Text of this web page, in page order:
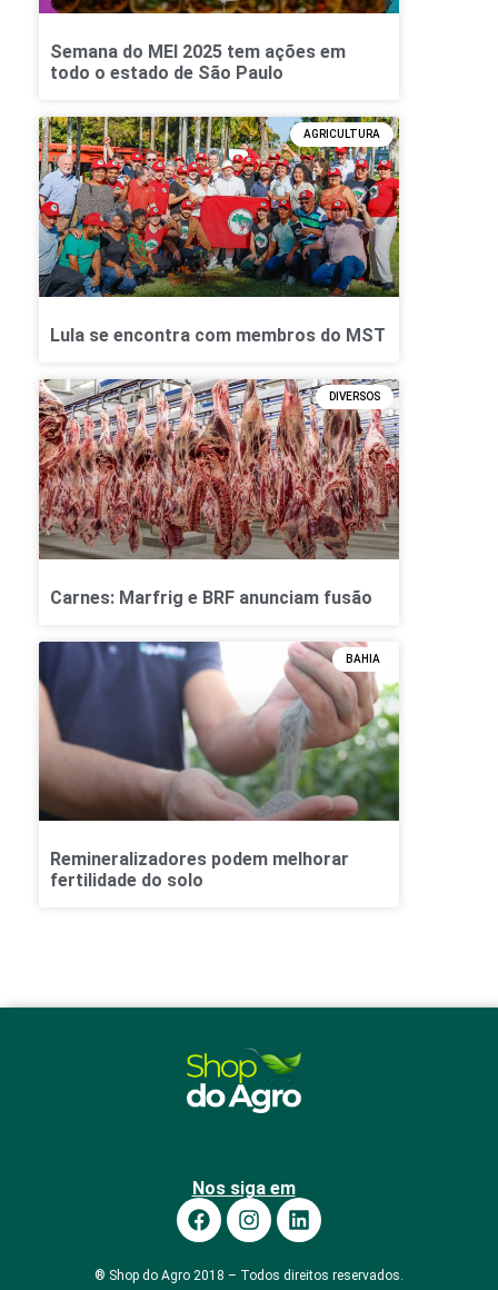
Semana do MEI 2025 tem ações em
todo o estado de São Paulo
AGRICULTURA
Lula se encontra com membros do MST
DIVERSOS
Carnes: Marfrig e BRF anunciam fusão
BAHIA
Remineralizadores podem melhorar
fertilidade do solo
Nos siga em
® Shop do Agro 2018 – Todos direitos reservados.